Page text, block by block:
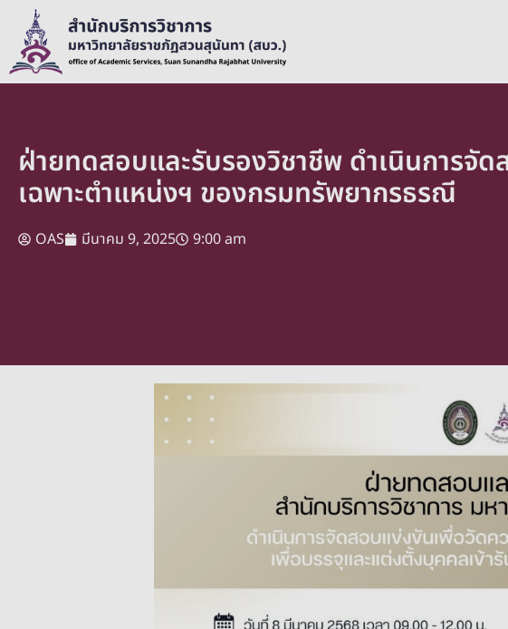
ฝ่ายทดสอบและรับรองวิชาชีพ ดำเนินการจั
เฉพาะตำแหน่งฯ ของกรมทรัพยากรธรณี
OAS มีนาคม 9, 2025 9:00 am